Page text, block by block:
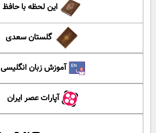
این لحظه با حافظ
گلستان سعدی
آموزش زبان انگلیسی
آپارات عصر ایران